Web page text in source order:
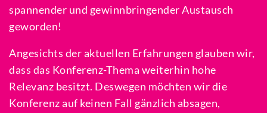
spannender und gewinnbringender Austausch
geworden!
Angesichts der aktuellen Erfahrungen glauben wir,
dass das Konferenz-Thema weiterhin hohe
Relevanz besitzt. Deswegen möchten wir die
Konferenz auf keinen Fall gänzlich absagen,